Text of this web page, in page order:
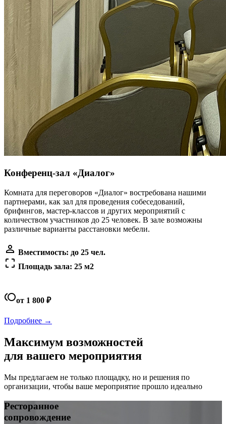
Конференц-зал «Диалог»
Комната для переговоров «Диалог» востребована нашими
партнерами, как зал для проведения собеседований,
брифингов, мастер-классов и других мероприятий с
количеством участников до 25 человек. В зале возможны
различные варианты расстановки мебели.
person_outline Вместимость: до 25 чел.
crop_free Площадь зала: 25 м2
tollот 1 800 ₽
Подробнее →
Максимум возможностей
для вашего мероприятия
Мы предлагаем не только площадку, но и решения по
организации, чтобы ваше мероприятие прошло идеально
Ресторанное
сопровождение